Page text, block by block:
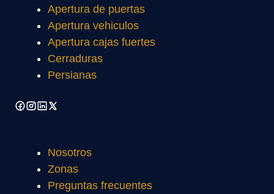
Apertura de puertas
Apertura vehiculos
Apertura cajas fuertes
Cerraduras
Persianas
Nosotros
Zonas
Preguntas frecuentes